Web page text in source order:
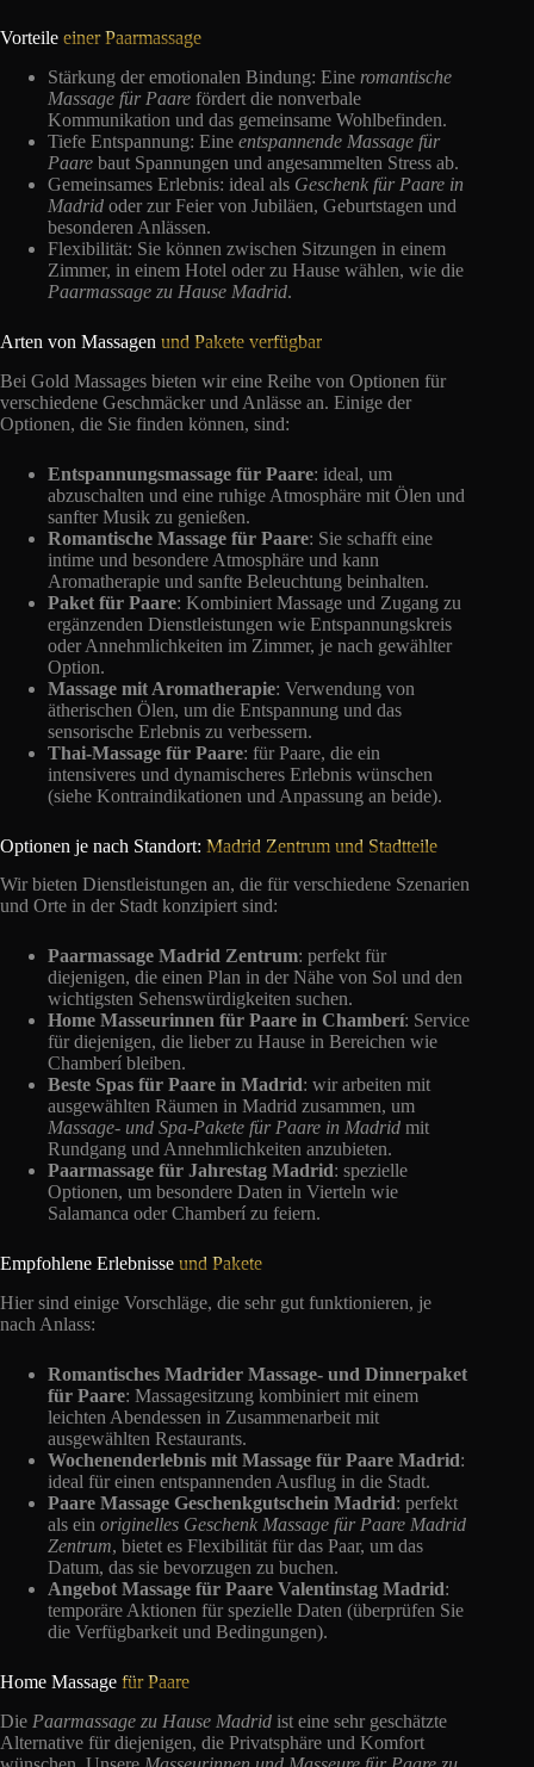
Vorteile einer Paarmassage
Stärkung der emotionalen Bindung: Eine romantische
Massage für Paare fördert die nonverbale
Kommunikation und das gemeinsame Wohlbefinden.
Tiefe Entspannung: Eine entspannende Massage für
Paare baut Spannungen und angesammelten Stress ab.
Gemeinsames Erlebnis: ideal als Geschenk für Paare in
Madrid oder zur Feier von Jubiläen, Geburtstagen und
besonderen Anlässen.
Flexibilität: Sie können zwischen Sitzungen in einem
Zimmer, in einem Hotel oder zu Hause wählen, wie die
Paarmassage zu Hause Madrid.
Arten von Massagen und Pakete verfügbar
Bei Gold Massages bieten wir eine Reihe von Optionen für
verschiedene Geschmäcker und Anlässe an. Einige der
Optionen, die Sie finden können, sind:
Entspannungsmassage für Paare: ideal, um
abzuschalten und eine ruhige Atmosphäre mit Ölen und
sanfter Musik zu genießen.
Romantische Massage für Paare: Sie schafft eine
intime und besondere Atmosphäre und kann
Aromatherapie und sanfte Beleuchtung beinhalten.
Paket für Paare: Kombiniert Massage und Zugang zu
ergänzenden Dienstleistungen wie Entspannungskreis
oder Annehmlichkeiten im Zimmer, je nach gewählter
Option.
Massage mit Aromatherapie: Verwendung von
ätherischen Ölen, um die Entspannung und das
sensorische Erlebnis zu verbessern.
Thai-Massage für Paare: für Paare, die ein
intensiveres und dynamischeres Erlebnis wünschen
(siehe Kontraindikationen und Anpassung an beide).
Optionen je nach Standort: Madrid Zentrum und Stadtteile
Wir bieten Dienstleistungen an, die für verschiedene Szenarien
und Orte in der Stadt konzipiert sind:
Paarmassage Madrid Zentrum: perfekt für
diejenigen, die einen Plan in der Nähe von Sol und den
wichtigsten Sehenswürdigkeiten suchen.
Home Masseurinnen für Paare in Chamberí: Service
für diejenigen, die lieber zu Hause in Bereichen wie
Chamberí bleiben.
Beste Spas für Paare in Madrid: wir arbeiten mit
ausgewählten Räumen in Madrid zusammen, um
Massage- und Spa-Pakete für Paare in Madrid mit
Rundgang und Annehmlichkeiten anzubieten.
Paarmassage für Jahrestag Madrid: spezielle
Optionen, um besondere Daten in Vierteln wie
Salamanca oder Chamberí zu feiern.
Empfohlene Erlebnisse und Pakete
Hier sind einige Vorschläge, die sehr gut funktionieren, je
nach Anlass:
Romantisches Madrider Massage- und Dinnerpaket
für Paare: Massagesitzung kombiniert mit einem
leichten Abendessen in Zusammenarbeit mit
ausgewählten Restaurants.
Wochenenderlebnis mit Massage für Paare Madrid:
ideal für einen entspannenden Ausflug in die Stadt.
Paare Massage Geschenkgutschein Madrid: perfekt
als ein originelles Geschenk Massage für Paare Madrid
Zentrum, bietet es Flexibilität für das Paar, um das
Datum, das sie bevorzugen zu buchen.
Angebot Massage für Paare Valentinstag Madrid:
temporäre Aktionen für spezielle Daten (überprüfen Sie
die Verfügbarkeit und Bedingungen).
Home Massage für Paare
Die Paarmassage zu Hause Madrid ist eine sehr geschätzte
Alternative für diejenigen, die Privatsphäre und Komfort